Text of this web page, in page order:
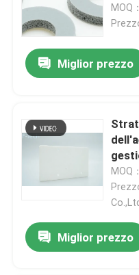
MOQ
Miglior prezzo
MOQ
Miglior prezzo